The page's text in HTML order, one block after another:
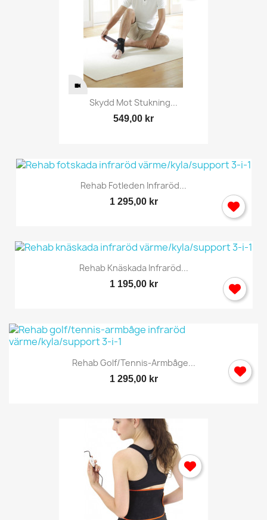
Skydd Mot Stukning...
549,00 kr
Rehab Fotleden Infraröd...
1 295,00 kr
Rehab Knäskada Infraröd...
1 195,00 kr
Rehab Golf/tennis-Armbåge...
1 295,00 kr